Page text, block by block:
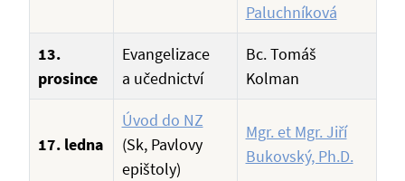
Paluchníková
13.
prosince
Evangelizace
a učednictví
Bc. Tomáš
Kolman
17. ledna
Úvod do NZ
(Sk, Pavlovy
epištoly)
Mgr. et Mgr. Jiří
Bukovský, Ph.D.